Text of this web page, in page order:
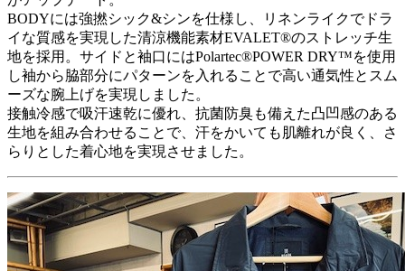
BODYには強撚シック&シンを仕様し、リネンライクでドラ
イな質感を実現した清涼機能素材EVALET®のストレッチ生
地を採用。サイドと袖口にはPolartec®POWER DRY™を使用
し袖から脇部分にパターンを入れることで高い通気性とスム
ーズな腕上げを実現しました。
接触冷感で吸汗速乾に優れ、抗菌防臭も備えた凸凹感のある
生地を組み合わせることで、汗をかいても肌離れが良く、さ
らりとした着心地を実現させました。